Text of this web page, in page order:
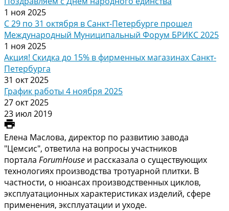
1 ноя 2025
С 29 по 31 октября в Санкт-Петербурге прошел
Международный Муниципальный Форум БРИКС 2025
1 ноя 2025
Акция! Скидка до 15% в фирменных магазинах Санкт-
Петербурга
31 окт 2025
График работы 4 ноября 2025
27 окт 2025
23 июл 2019
Елена Маслова, директор по развитию завода
"Цемсис", ответила на вопросы участников
портала ForumHouse и рассказала о существующих
технологиях производства тротуарной плитки. В
частности, о нюансах производственных циклов,
эксплуатационных характеристиках изделий, сфере
применения, эксплуатации и уходе.